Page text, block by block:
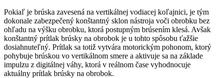
Pokiaľ je brúska zavesená na vertikálnej vodiacej koľajnici, je tým
dokonale zabezpečený konštantný sklon nástroja voči obrobku bez
ohľadu na výšku obrobku, ktorá postupným brúsením klesá. Avšak
konštantný prítlak brúsky na obrobok je u tohto spôsobu ťažšie
dosiahnuteľný. Prítlak sa totiž vytvára motorickým pohonom, ktorý
pohybuje brúskou vo vertikálnom smere a aktivuje sa na základe
impulzu z digitálnej váhy, ktorá v reálnom čase vyhodnocuje
aktuálny prítlak brúsky na obrobok.